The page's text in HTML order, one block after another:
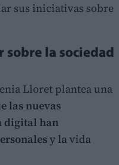
sus iniciativas sobre
la sociedad
Lloret plantea una
las nuevas
digital han
y la vida